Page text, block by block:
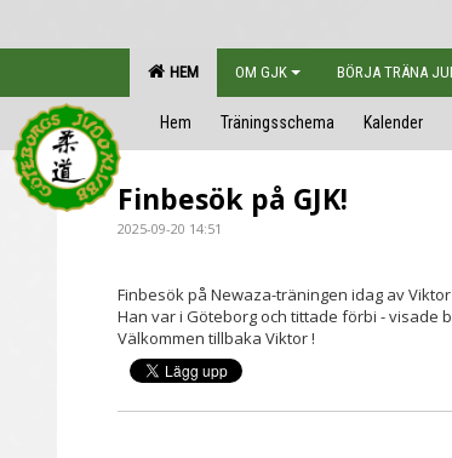
HEM OM GJK BÖRJA TRÄNA
Hem Träningsschema Kalender
Finbesök på GJK!
2025-09-20 14:51
Finbesök på Newaza-träningen idag av
Han var i Göteborg och tittade förbi - visade
Välkommen tillbaka Viktor !